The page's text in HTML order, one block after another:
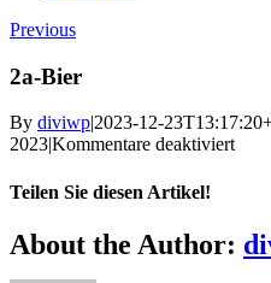
Previous
2a-Bier
By diviwp|2023-12-
2023|Kommentare deaktiviertfür
Teilen Sie diesen Artikel!
Facebook
X
Reddit
LinkedIn
WhatsApp
Telegram
Tumblr
Pinterest
Vk
Xing
Email
About the Author: